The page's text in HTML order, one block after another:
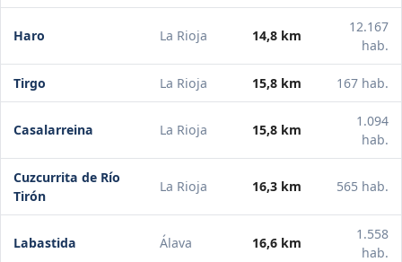
Haro La Rioja 14,8 km
12.167
hab.
Tirgo La Rioja 15,8 km 167 hab.
Casalarreina La Rioja 15,8 km
1.094
hab.
Cuzcurrita de Río
Tirón
La Rioja 16,3 km 565 hab.
Labastida Álava 16,6 km
1.558
hab.